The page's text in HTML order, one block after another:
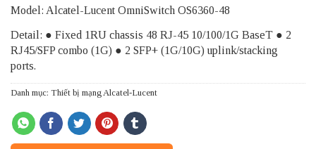
Model: Alcatel-Lucent OmniSwitch OS6360-48
Detail: ● Fixed 1RU chassis 48 RJ-45 10/100/1G BaseT ● 2
RJ45/SFP combo (1G) ● 2 SFP+ (1G/10G) uplink/stacking
ports.
Danh mục: Thiết bị mạng Alcatel-Lucent